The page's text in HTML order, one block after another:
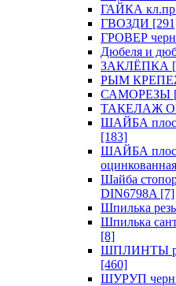
ГАЙКА
ГВОЗДИ
ГРОВЕР
Дюбеля и
ЗАКЛЁПКА
РЫМ
САМОРЕЗЫ
ТАКЕЛАЖ
ШАЙБА
[183]
ШАЙБА
Шайба
DIN6798A [7]
Шпилька
Шпилька
[8]
ШПЛИНТЫ
[460]
ШУРУП